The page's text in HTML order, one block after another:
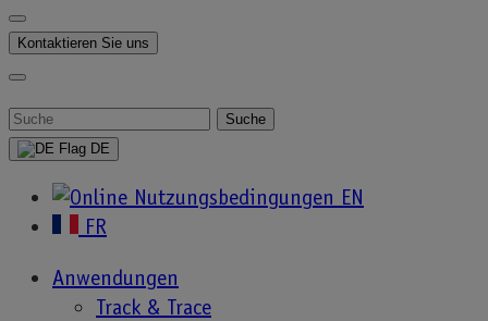
Kontaktieren Sie uns
Suche
nach:
DE
EN
FR
Anwendungen
Track & Trace
Whitepaper
Filterergebnis
White Paper
Topics